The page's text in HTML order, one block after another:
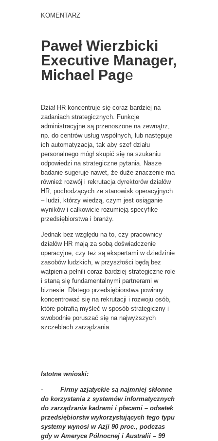
KOMENTARZ
Paweł Wierzbicki
Executive Manager,
Michael Page
Dział HR koncentruje się coraz bardziej na
zadaniach strategicznych. Funkcje
administracyjne są przenoszone na zewnątrz,
np. do centrów usług wspólnych, lub następuje
ich automatyzacja, tak aby szef działu
personalnego mógł skupić się na szukaniu
odpowiedzi na strategiczne pytania. Nasze
badanie sugeruje nawet, że duże znaczenie ma
również rozwój i rekrutacja dyrektorów działów
HR, pochodzących ze stanowisk operacyjnych
– ludzi, którzy wiedzą, czym jest osiąganie
wyników i całkowicie rozumieją specyfikę
przedsiębiorstwa i branży.
Jednak bez względu na to, czy pracownicy
działów HR mają za sobą doświadczenie
operacyjne, czy też są ekspertami w dziedzinie
zasobów ludzkich, w przyszłości będą bez
wątpienia pełnili coraz bardziej strategiczne role
i staną się fundamentalnymi partnerami w
biznesie. Dlatego przedsiębiorstwa powinny
koncentrować się na rekrutacji i rozwoju osób,
które potrafią myśleć w sposób strategiczny i
swobodnie poruszać się na najwyższych
szczeblach zarządzania.
Istotne wnioski:
· Firmy azjatyckie są najmniej skłonne
do korzystania z systemów informatycznych
do zarządzania kadrami i płacami – odsetek
przedsiębiorstw wykorzystujących tego typu
systemy wynosi w Azji 90 proc., podczas
gdy w Ameryce Północnej i Australii – 99